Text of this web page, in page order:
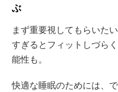
ぶ
まず重要視してもらいた
すぎるとフィットしづら
能性も。
快適な睡眠のためには、